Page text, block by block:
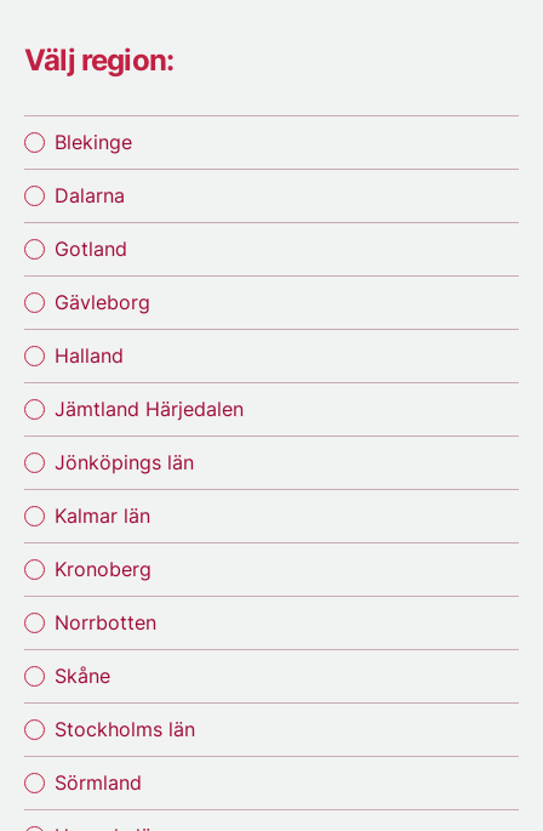
Välj region:
Blekinge
Dalarna
Gotland
Gävleborg
Halland
Jämtland Härjedalen
Jönköpings län
Kalmar län
Kronoberg
Norrbotten
Skåne
Stockholms län
Sörmland